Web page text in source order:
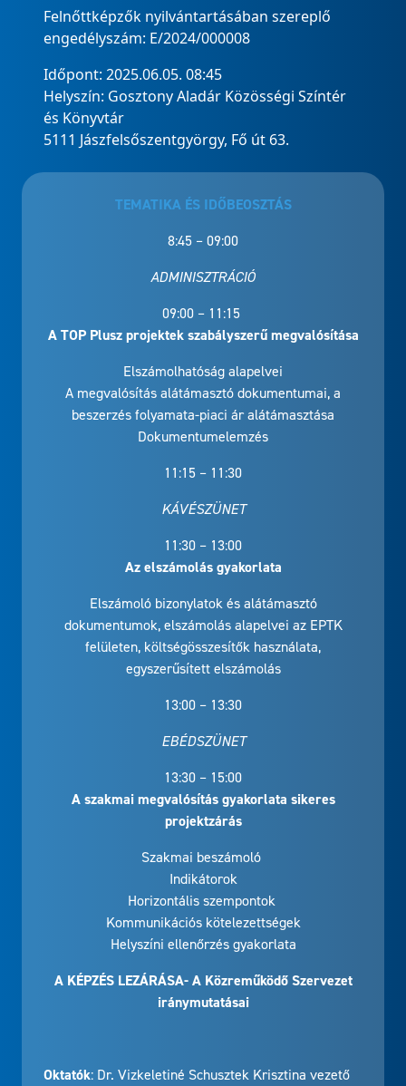
Felnőttképzők nyilvántartásában szereplő
engedélyszám: E/2024/000008
Időpont: 2025.06.05. 08:45
Helyszín: Gosztony Aladár Közösségi Színtér
és Könyvtár
5111 Jászfelsőszentgyörgy, Fő út 63.
TEMATIKA ÉS IDŐBEOSZTÁS
8:45 – 09:00
ADMINISZTRÁCIÓ
09:00 – 11:15
A TOP Plusz projektek szabályszerű megvalósítása
Elszámolhatóság alapelvei
A megvalósítás alátámasztó dokumentumai, a
beszerzés folyamata-piaci ár alátámasztása
Dokumentumelemzés
11:15 – 11:30
KÁVÉSZÜNET
11:30 – 13:00
Az elszámolás gyakorlata
Elszámoló bizonylatok és alátámasztó
dokumentumok, elszámolás alapelvei az EPTK
felületen, költségösszesítők használata,
egyszerűsített elszámolás
13:00 – 13:30
EBÉDSZÜNET
13:30 – 15:00
A szakmai megvalósítás gyakorlata sikeres
projektzárás
Szakmai beszámoló
Indikátorok
Horizontális szempontok
Kommunikációs kötelezettségek
Helyszíni ellenőrzés gyakorlata
A KÉPZÉS LEZÁRÁSA- A Közreműködő Szervezet
iránymutatásai
Oktatók: Dr. Vizkeletiné Schusztek Krisztina vezető